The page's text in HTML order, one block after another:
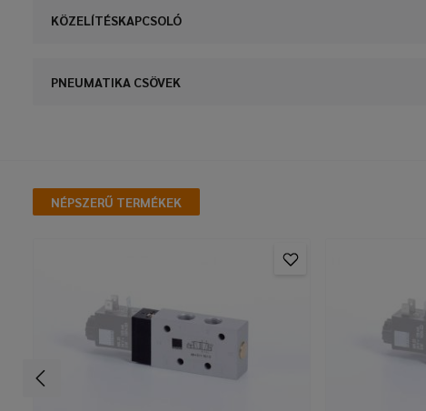
KÖZELÍTÉSKAPCSOLÓ
PNEUMATIKA CSÖVEK
NÉPSZERŰ TERMÉKEK